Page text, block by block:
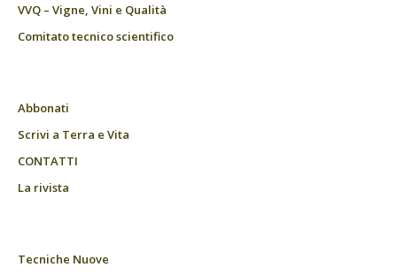
VVQ – Vigne, Vini e Qualità
Comitato tecnico scientifico
Abbonati
Scrivi a Terra e Vita
CONTATTI
La rivista
Tecniche Nuove